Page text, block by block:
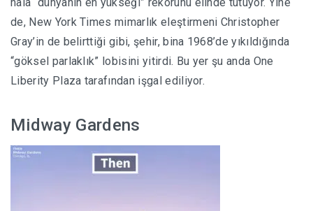
de, New York Times mimarlık eleştirmeni Christopher
Gray’in de belirttiği gibi, şehir, bina 1968’de yıkıldığında
“göksel parlaklık” lobisini yitirdi. Bu yer şu anda One
Liberity Plaza tarafından işgal ediliyor.
Midway Gardens